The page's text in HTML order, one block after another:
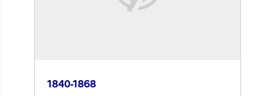
1840-1868